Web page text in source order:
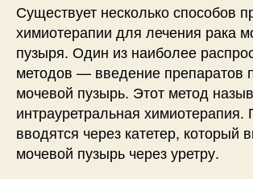
Существует несколько способов
химиотерапии для лечения рака
пузыря. Один из наиболее
методов — введение препаратов
мочевой пузырь. Этот метод
интрауретральная химиотерапия.
вводятся через катетер, который
мочевой пузырь через уретру.